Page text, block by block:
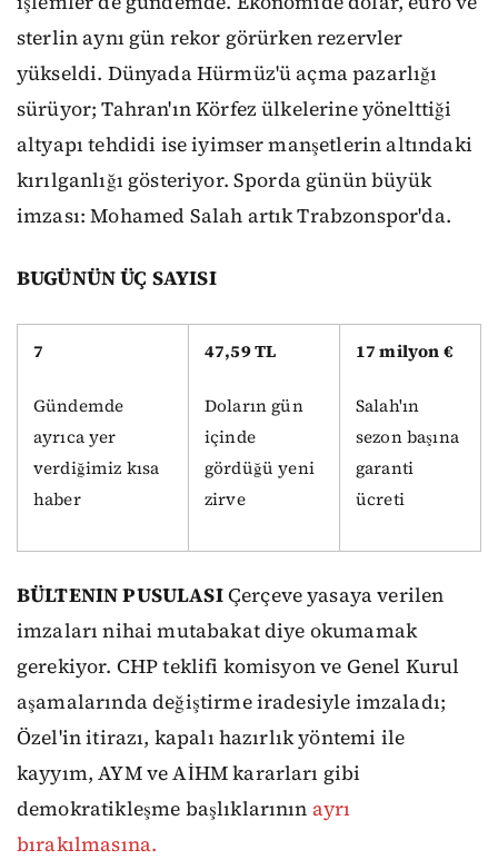
sterlin aynı gün rekor görürken rezervler
yükseldi. Dünyada Hürmüz'ü açma pazarlığı
sürüyor; Tahran'ın Körfez ülkelerine yönelttiği
altyapı tehdidi ise iyimser manşetlerin altındaki
kırılganlığı gösteriyor. Sporda günün büyük
imzası: Mohamed Salah artık Trabzonspor'da.
BUGÜNÜN ÜÇ SAYISI
7
Gündemde
ayrıca yer
verdiğimiz kısa
haber
47,59 TL
Doların gün
içinde
gördüğü yeni
zirve
17 milyon €
Salah'ın
sezon başına
garanti
ücreti
BÜLTENIN PUSULASIÇerçeve yasaya verilen
imzaları nihai mutabakat diye okumamak
gerekiyor. CHP teklifi komisyon ve Genel Kurul
aşamalarında değiştirme iradesiyle imzaladı;
Özel'in itirazı, kapalı hazırlık yöntemi ile
kayyım, AYM ve AİHM kararları gibi
demokratikleşme başlıklarının ayrı
bırakılmasına.